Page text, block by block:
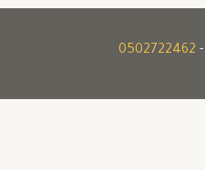
0502722462